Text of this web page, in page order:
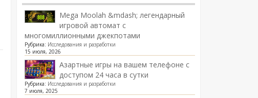
Mega Moolah &mdash; легендарный
игровой автомат с
многомиллионными джекпотами
Рубрика: Исследования и разработки
15 июля, 2026
Азартные игры на вашем телефоне с
доступом 24 часа в сутки
Рубрика: Исследования и разработки
7 июля, 2025